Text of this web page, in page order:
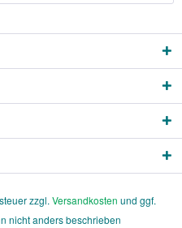
zzgl. Versandkosten und ggf.
nicht anders beschrieben